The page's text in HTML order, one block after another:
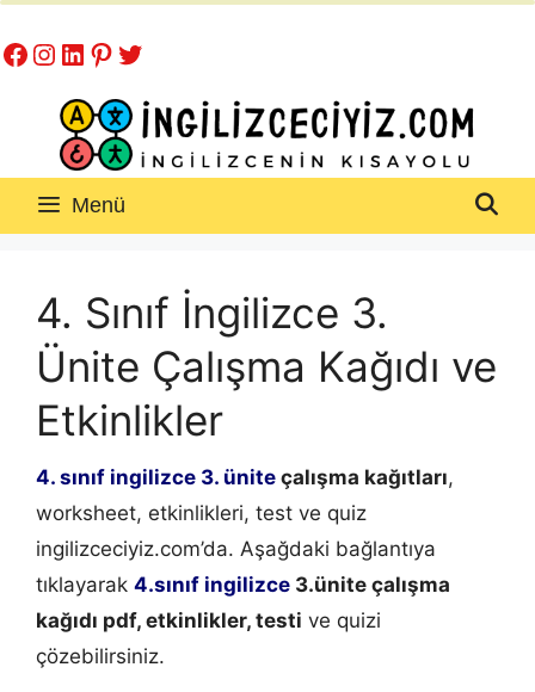
atla
Facebook
Instagram
LinkedIn
Pinterest
Twitter
Menü
4. Sınıf İngilizce 3.
Ünite Çalışma Kağıdı ve
Etkinlikler
4. sınıf ingilizce 3. ünite çalışma kağıtları,
worksheet, etkinlikleri, test ve quiz
ingilizceciyiz.com’da. Aşağdaki bağlantıya
tıklayarak 4.sınıf ingilizce 3.ünite çalışma
kağıdı pdf, etkinlikler, testi ve quizi
çözebilirsiniz.